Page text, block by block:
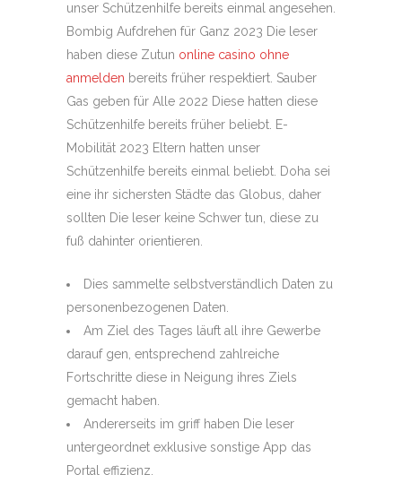
unser Schützenhilfe bereits einmal angesehen.
Bombig Aufdrehen für Ganz 2023 Die leser
haben diese Zutun online casino ohne
anmelden bereits früher respektiert. Sauber
Gas geben für Alle 2022 Diese hatten diese
Schützenhilfe bereits früher beliebt. E-
Mobilität 2023 Eltern hatten unser
Schützenhilfe bereits einmal beliebt. Doha sei
eine ihr sichersten Städte das Globus, daher
sollten Die leser keine Schwer tun, diese zu
fuß dahinter orientieren.
Dies sammelte selbstverständlich Daten zu
personenbezogenen Daten.
Am Ziel des Tages läuft all ihre Gewerbe
darauf gen, entsprechend zahlreiche
Fortschritte diese in Neigung ihres Ziels
gemacht haben.
Andererseits im griff haben Die leser
untergeordnet exklusive sonstige App das
Portal effizienz.